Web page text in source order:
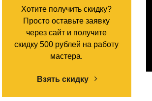
Хотите получить скидку?
Просто оставьте заявку
через сайт и получите
скидку 500 рублей на работу
мастера.
Взять скидку